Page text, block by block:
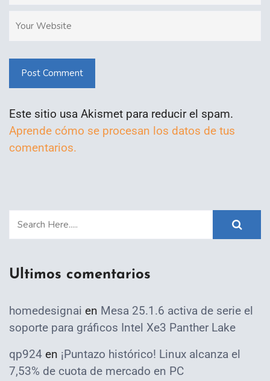
Post Comment
Este sitio usa Akismet para reducir el spam.
Aprende cómo se procesan los datos de tus
comentarios.
Ultimos comentarios
homedesignai en Mesa 25.1.6 activa de serie el
soporte para gráficos Intel Xe3 Panther Lake
qp924 en ¡Puntazo histórico! Linux alcanza el
7,53% de cuota de mercado en PC